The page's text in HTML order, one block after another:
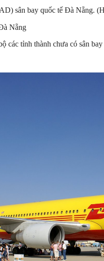
sân bay quốc tế Đà Nẵng.
Nẵng
các tỉnh thành chưa có sân